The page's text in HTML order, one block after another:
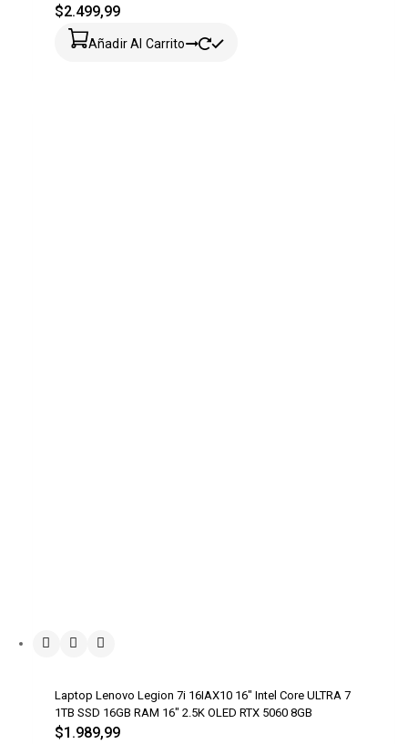
$2.499,99
Añadir Al Carrito
Laptop Lenovo Legion 7i 16IAX10 16″ Intel Core ULTRA 7
1TB SSD 16GB RAM 16″ 2.5K OLED RTX 5060 8GB
$1.989,99